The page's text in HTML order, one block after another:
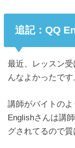
追記：QQ
最近、レッスン
んなよかったです
講師がバイトの
Englishさんは講
グされてるので質